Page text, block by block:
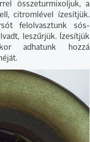
összeturmixoljuk, a
citromlével ízesítjük.
felolvasztunk sós-
leszűrjük. Ízesítjük
adhatunk hozzá